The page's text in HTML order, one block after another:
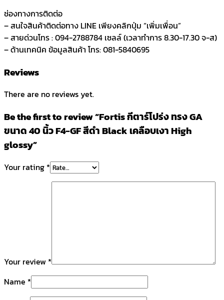
ช่องทางการติดต่อ
– สนใจสินค้าติดต่อทาง LINE เพียงคลิกปุ่ม “เพิ่มเพื่อน”
– สายด่วนโทร : 094-2788784 เซลล์ (เวลาทำการ 8.30-17.30 จ-ส)
– ด้านเทคนิค ข้อมูลสินค้า โทร: 081-5840695
Reviews
There are no reviews yet.
Be the first to review “Fortis กีตาร์โปร่ง ทรง GA
ขนาด 40 นิ้ว F4-GF สีดำ Black เคลือบเงา High
glossy”
Your rating *
Your review *
Name *